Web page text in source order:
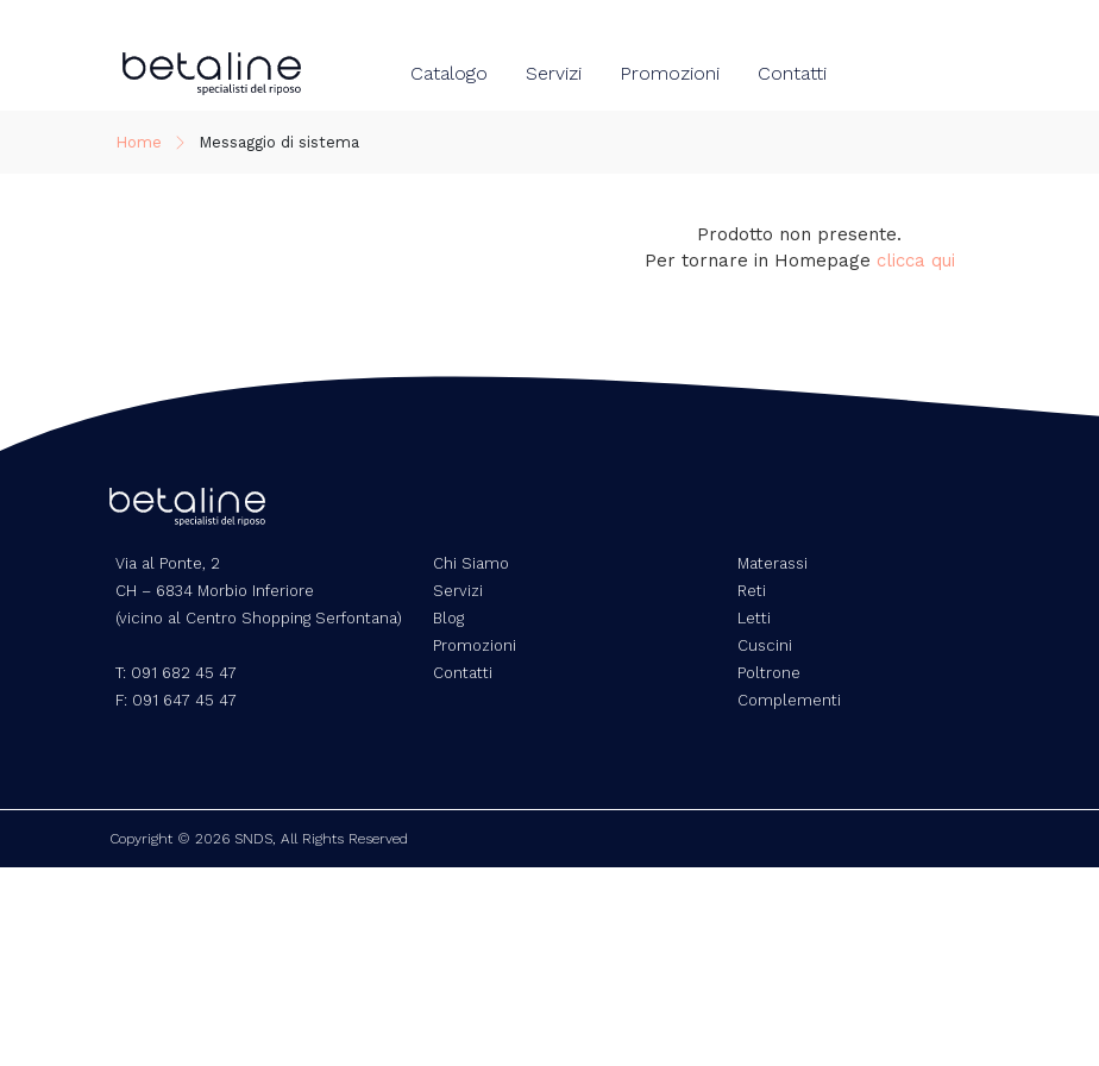
Catalogo Servizi Promozioni Contatti
Home Messaggio di sistema
Prodotto non presente.
Per tornare in Homepage clicca qui
Via al Ponte, 2
CH – 6834 Morbio Inferiore
(vicino al Centro Shopping Serfontana)
T: 091 682 45 47
F: 091 647 45 47
Chi Siamo
Servizi
Blog
Promozioni
Contatti
Materassi
Reti
Letti
Cuscini
Poltrone
Complementi
Copyright © 2026 SNDS, All Rights Reserved